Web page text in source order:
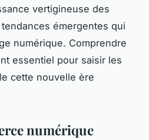
vertigineuse des
émergentes qui
numérique. Comprendre
essentiel pour saisir les
cette nouvelle ère
numérique